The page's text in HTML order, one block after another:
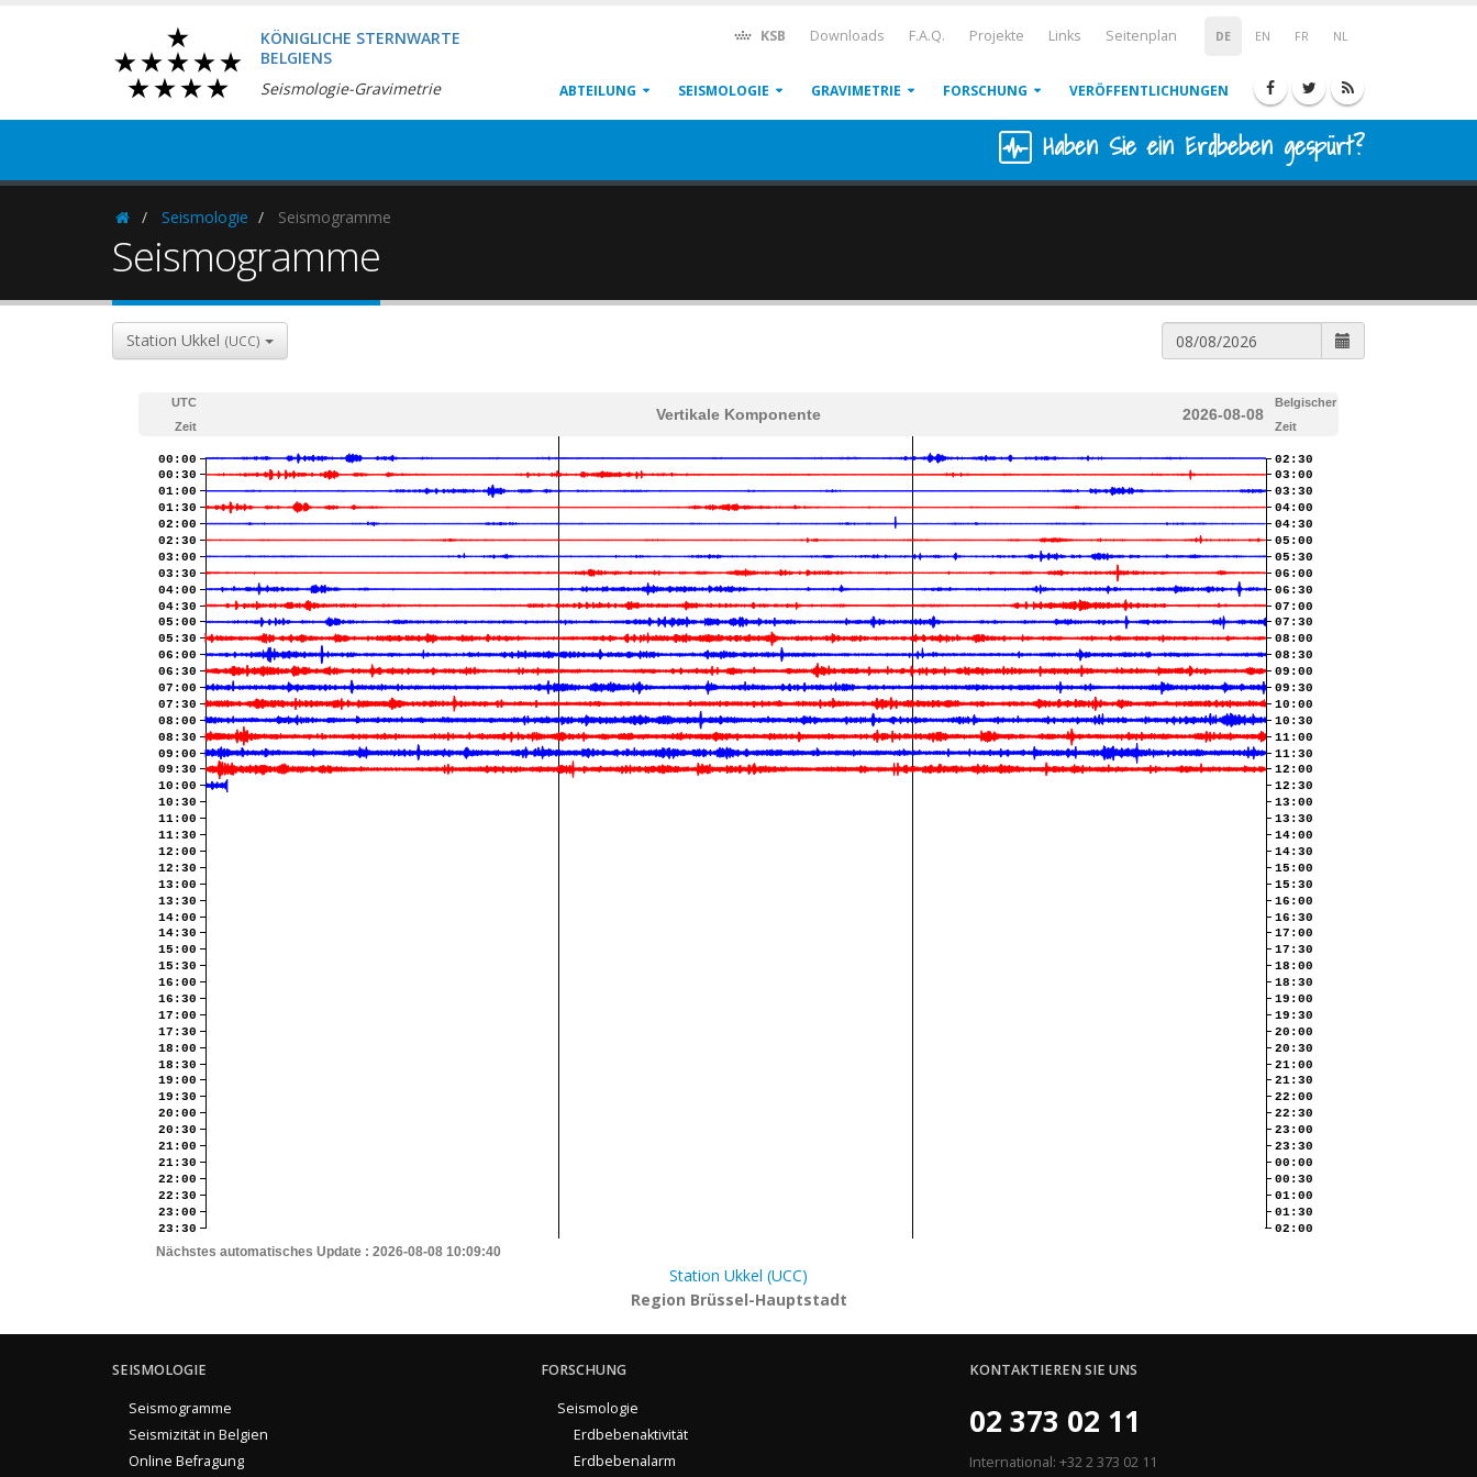
KÖNIGLICHE STERNWARTE
BELGIENS
Seismologie-Gravimetrie
DE EN FR NL
KSB Downloads F.A.Q. Projekte Links Seitenplan
ABTEILUNG SEISMOLOGIE GRAVIMETRIE FORSCHUNG VERÖFFENTLICHUNGEN
Haben Sie ein Erdbeben gespürt?
HomepageSeismologie Seismogramme
Seismogramme
Station Ukkel (UCC)
UTC
Zeit
Vertikale Komponente 2026-08-08
Belgischer
Zeit
00:00
00:30
01:00
01:30
02:00
02:30
03:00
03:30
04:00
04:30
05:00
05:30
06:00
06:30
07:00
07:30
08:00
08:30
09:00
09:30
10:00
10:30
11:00
11:30
12:00
12:30
13:00
13:30
14:00
14:30
15:00
15:30
16:00
16:30
17:00
17:30
18:00
18:30
19:00
19:30
20:00
20:30
21:00
21:30
22:00
22:30
23:00
23:30
02:30
03:00
03:30
04:00
04:30
05:00
05:30
06:00
06:30
07:00
07:30
08:00
08:30
09:00
09:30
10:00
10:30
11:00
11:30
12:00
12:30
13:00
13:30
14:00
14:30
15:00
15:30
16:00
16:30
17:00
17:30
18:00
18:30
19:00
19:30
20:00
20:30
21:00
21:30
22:00
22:30
23:00
23:30
00:00
00:30
01:00
01:30
02:00
Nächstes automatisches Update : 2026-08-08 10:09:40
Station Ukkel (UCC)
Region Brüssel-Hauptstadt
SEISMOLOGIE
Seismogramme
Seismizität in Belgien
Online Befragung
FORSCHUNG
Seismologie
Erdbebenaktivität
Erdbebenalarm
KONTAKTIEREN SIE UNS
02 373 02 11
International: +32 2 373 02 11